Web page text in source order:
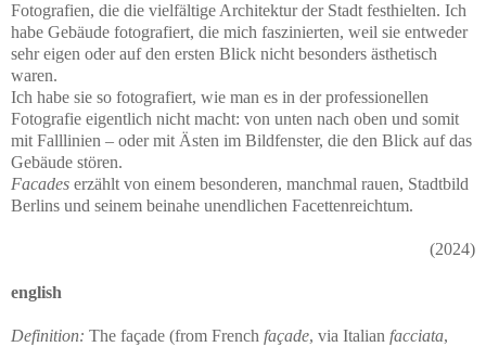
Fotografien, die die vielfältige Architektur der Stadt festhielten. Ich
habe Gebäude fotografiert, die mich faszinierten, weil sie entweder
sehr eigen oder auf den ersten Blick nicht besonders ästhetisch
waren.
Ich habe sie so fotografiert, wie man es in der professionellen
Fotografie eigentlich nicht macht: von unten nach oben und somit
mit Falllinien – oder mit Ästen im Bildfenster, die den Blick auf das
Gebäude stören.
Facades erzählt von einem besonderen, manchmal rauen, Stadtbild
Berlins und seinem beinahe unendlichen Facettenreichtum.
(2024)
english
Definition: The façade (from French façade, via Italian facciata,